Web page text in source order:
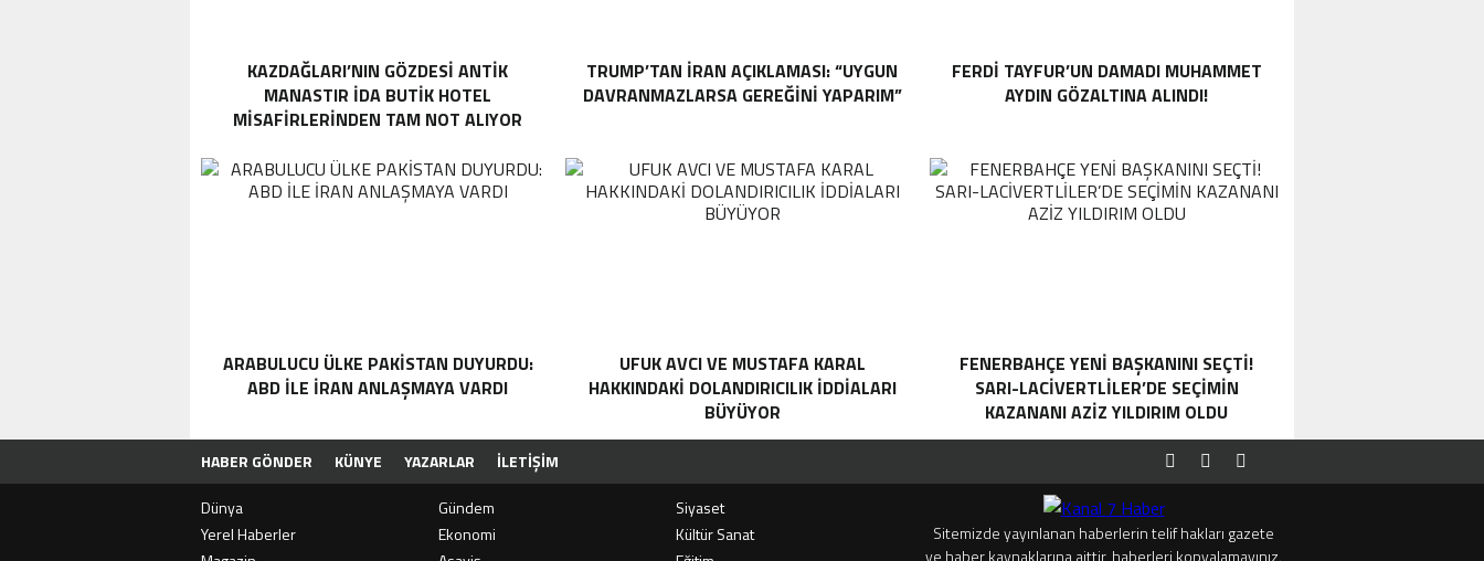
KAZDAĞLARI’NIN GÖZDESI ANTIK
MANASTIR İDA BUTIK HOTEL
MISAFIRLERINDEN TAM NOT ALIYOR
TRUMP’TAN İRAN AÇIKLAMASI: “UYGUN
DAVRANMAZLARSA GEREĞINI YAPARIM”
FERDI TAYFUR’UN DAMADI MUHAMMET
AYDIN GÖZALTINA ALINDI!
ARABULUCU ÜLKE PAKISTAN DUYURDU:
ABD ILE İRAN ANLAŞMAYA VARDI
UFUK AVCI VE MUSTAFA KARAL
HAKKINDAKI DOLANDIRICILIK İDDIALARI
BÜYÜYOR
FENERBAHÇE YENI BAŞKANINI SEÇTI!
SARI-LACIVERTLILER’DE SEÇIMIN
KAZANANI AZIZ YILDIRIM OLDU
HABER GÖNDER KÜNYE YAZARLAR
İLETIŞIM
Dünya
Gündem
Siyaset
Yerel Haberler
Ekonomi
Kültür Sanat
Sitemizde yayınlanan haberlerin telif hakları gazete
ve haber kaynaklarına aittir, haberleri kopyalamayınız.